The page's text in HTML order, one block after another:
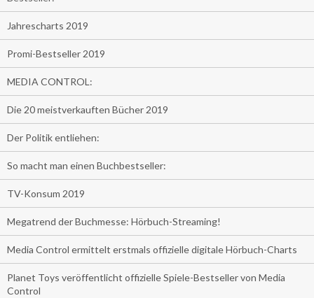
Jahrescharts 2019
Promi-Bestseller 2019
MEDIA CONTROL:
Die 20 meistverkauften Bücher 2019
Der Politik entliehen:
So macht man einen Buchbestseller:
TV-Konsum 2019
Megatrend der Buchmesse: Hörbuch-Streaming!
Media Control ermittelt erstmals offizielle digitale Hörbuch-Charts
Planet Toys veröffentlicht offizielle Spiele-Bestseller von Media
Control